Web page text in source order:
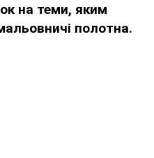
на теми, яким
полотна.